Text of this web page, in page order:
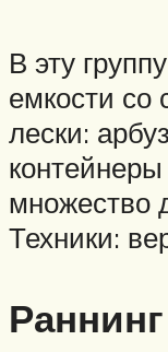
В эту
емкости со
лески:
множество
Техники:
Раннинг